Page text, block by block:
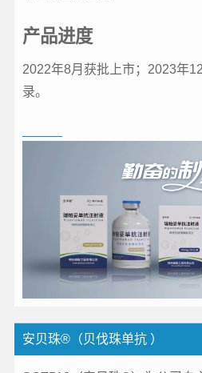
产品进度
2022年8月获批上市；2023年
录。
安贝珠®（贝伐珠单抗 ）